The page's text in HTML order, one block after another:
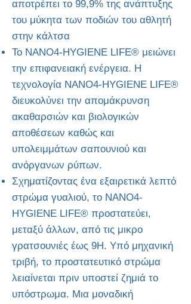
αποτρέπει το 99,9% της ανάπτυξης
του μύκητα των ποδιών του αθλητή
στην κάλτσα
Το NANO4-HYGIENE LIFE® μειώνει
την επιφανειακή ενέργεια. Η
τεχνολογία NANO4-HYGIENE LIFE®
διευκολύνει την απομάκρυνση
ακαθαρσιών και βιολογικών
αποθέσεων καθώς και
υπολειμμάτων σαπουνιού και
ανόργανων ρύπων.
Σχηματίζοντας ένα εξαιρετικά λεπτό
στρώμα γυαλιού, το NANO4-
HYGIENE LIFE® προστατεύει,
μεταξύ άλλων, από τις μικρο
γρατσουνιές έως 9Η. Υπό μηχανική
τριβή, το προστατευτικό στρώμα
λειαίνεται πριν υποστεί ζημιά το
υπόστρωμα. Μια μοναδική